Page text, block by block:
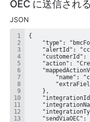
OEC に送信され
JSON